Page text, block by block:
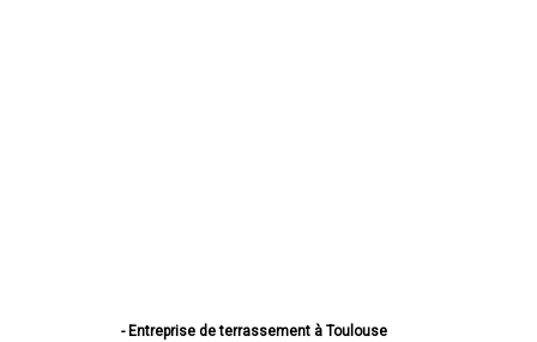
- Entreprise de terrassement à Toulouse